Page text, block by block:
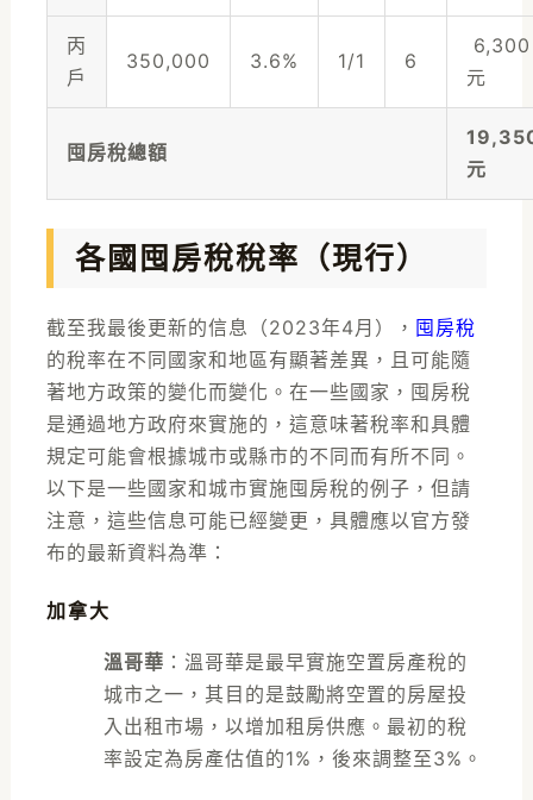
丙
戶
350,000 3.6% 1/1 6
6,300
元
囤房稅總額
元
各國囤房稅稅率（現行）
截至我最後更新的信息（2023年4月）， 囤房稅
的稅率在不同國家和地區有顯著差異，且可能隨
著地方政策的變化而變化。在一些國家，囤房稅
是通過地方政府來實施的，這意味著稅率和具體
規定可能會根據城市或縣市的不同而有所不同。
以下是一些國家和城市實施囤房稅的例子，但請
注意，這些信息可能已經變更，具體應以官方發
布的最新資料為準：
加拿大
溫哥華 ：溫哥華是最早實施空置房產稅的
城市之一，其目的是鼓勵將空置的房屋投
入出租市場，以增加租房供應。最初的稅
率設定為房產估值的1%，後來調整至3%。